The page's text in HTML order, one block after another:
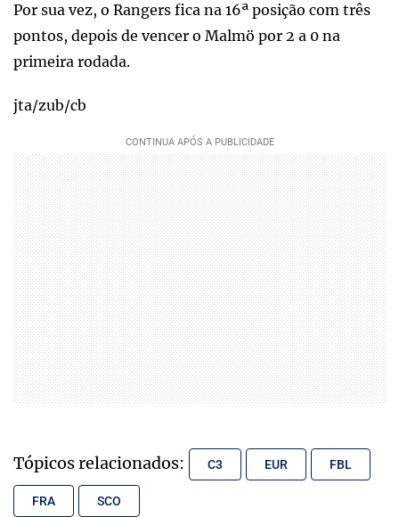
Por sua vez, o Rangers fica na 16ª posição com três
pontos, depois de vencer o Malmö por 2 a 0 na
primeira rodada.
jta/zub/cb
Tópicos relacionados: C3 EUR FBL
FRA SCO